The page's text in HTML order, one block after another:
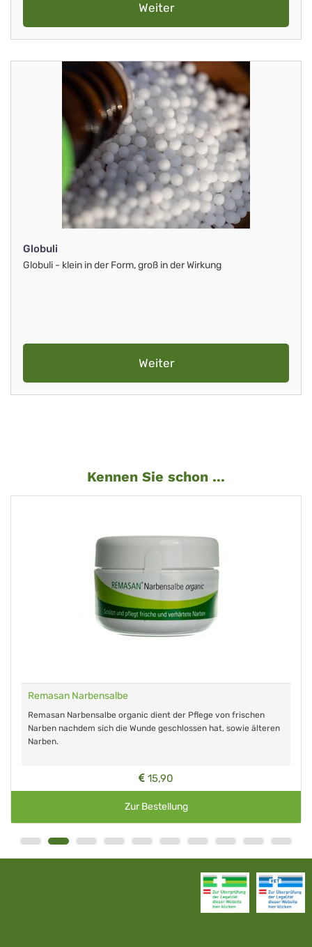
Weiter
Globuli
Globuli - klein in der Form, groß in der Wirkung
Weiter
Kennen Sie schon ...
Remasan Narbensalbe
Remasan Narbensalbe organic dient der Pflege von frischen
Narben nachdem sich die Wunde geschlossen hat, sowie älteren
Narben.
15,90
Zur Bestellung